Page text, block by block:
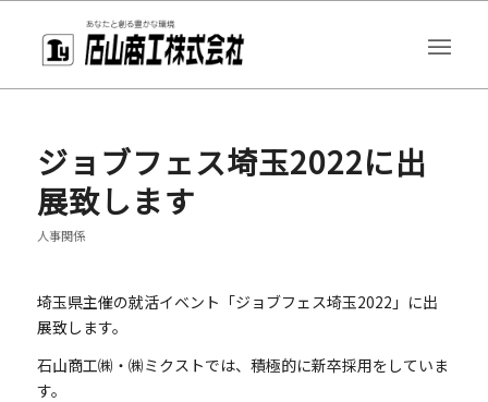
ジョブフェス埼玉2022に出
展致します
人事関係
埼玉県主催の就活イベント「ジョブフェス埼玉2022」に出
展致します。
石山商工㈱・㈱ミクストでは、積極的に新卒採用をしていま
す。